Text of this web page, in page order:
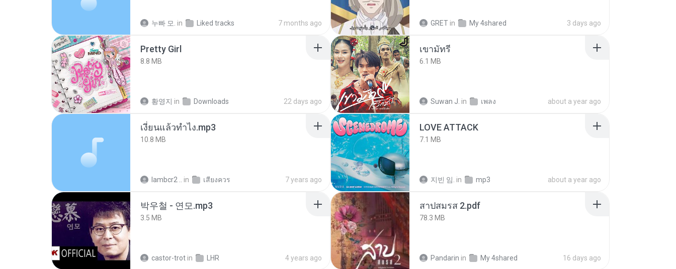
누빠 모. in Liked tracks 7 months ago GRET in My 4shared 3 days ago
Pretty Girl
8.8 MB
황영지 in Downloads 22 days ago
เขามัทรี
6.1 MB
Suwan J. in เพลง about a year ago
เงี่ยนแล้วทำไง.mp3
10.8 MB
lambcr2 .. in เสียงควร 7 years ago
LOVE ATTACK
7.1 MB
지빈 임. in mp3 about a year ago
박우철 - 연모.mp3
3.5 MB
castor-trot in LHR 4 years ago
สาปสมรส 2.pdf
78.3 MB
Pandarin in My 4shared 16 days ago